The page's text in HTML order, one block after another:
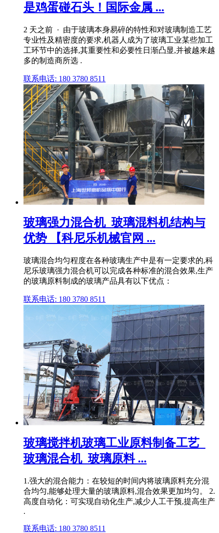
是鸡蛋碰石头！国际金属 ...
2 天之前 · 由于玻璃本身易碎的特性和对玻璃制造工艺
专业性及精密度的要求,机器人成为了玻璃工业某些加工
工环节中的选择,其重要性和必要性日渐凸显,并被越来越
多的制造商所选 .
联系电话: 180 3780 8511
玻璃强力混合机_玻璃混料机结构与
优势 【科尼乐机械官网 ...
玻璃混合均匀程度在各种玻璃生产中是有一定要求的,科
尼乐玻璃强力混合机可以完成各种标准的混合效果,生产
的玻璃原料制成的玻璃产品具有以下优点：
联系电话: 180 3780 8511
玻璃搅拌机玻璃工业原料制备工艺_
玻璃混合机_玻璃原料 ...
1.强大的混合能力：在较短的时间内将玻璃原料充分混
合均匀,能够处理大量的玻璃原料,混合效果更加均匀。 2.
高度自动化：可实现自动化生产,减少人工干预,提高生产
.
联系电话: 180 3780 8511